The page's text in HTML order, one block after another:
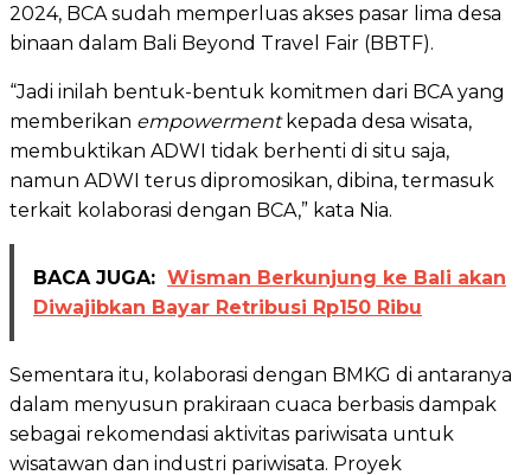
2024, BCA sudah memperluas akses pasar lima desa
binaan dalam Bali Beyond Travel Fair (BBTF).
“Jadi inilah bentuk-bentuk komitmen dari BCA yang
memberikan empowermentkepada desa wisata,
membuktikan ADWI tidak berhenti di situ saja,
namun ADWI terus dipromosikan, dibina, termasuk
terkait kolaborasi dengan BCA,” kata Nia.
BACA JUGA: Wisman Berkunjung ke Bali akan
Diwajibkan Bayar Retribusi Rp150 Ribu
Sementara itu, kolaborasi dengan BMKG di antaranya
dalam menyusun prakiraan cuaca berbasis dampak
sebagai rekomendasi aktivitas pariwisata untuk
wisatawan dan industri pariwisata. Proyek